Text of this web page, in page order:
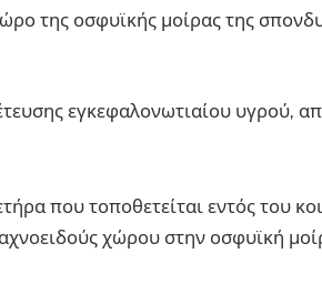
της οσφυϊκής μοίρας της
εγκεφαλονωτιαίου υγρού,
που τοποθετείται εντός του
χώρου στην οσφυϊκή